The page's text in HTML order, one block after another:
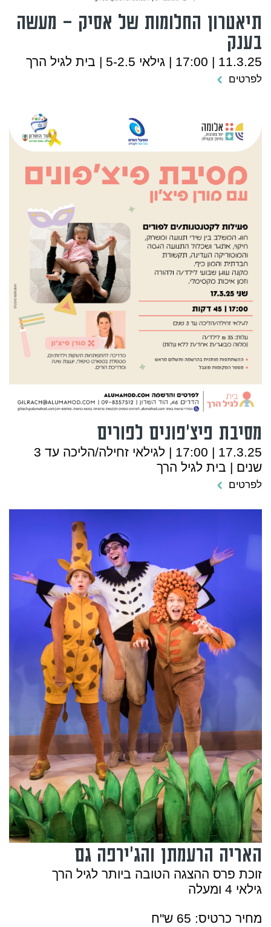
תיאטרון החלומות של אסיק – מעשה
בענק
11.3.25 | 17:00 | גילאי 5-2.5 | בית לגיל הרך
לפרטים
מסיבת פיצ'פונים לפורים
17.3.25 | 17:00 | לגילאי זחילה/הליכה עד 3
שנים | בית לגיל הרך
לפרטים
האריה הרעמתן והג'ירפה גם
זוכת פרס ההצגה הטובה ביותר לגיל הרך
גילאי 4 ומעלה
מחיר כרטיס: 65 ש"ח